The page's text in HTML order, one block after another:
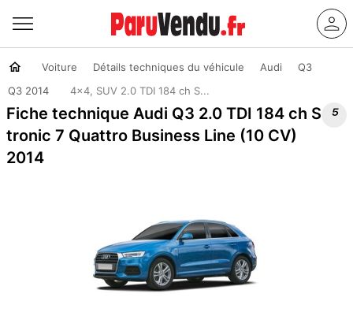
Voiture Détails techniques du véhicule Audi
Q3
Q3 2014
4x4, SUV 2.0 TDI 184 ch S...
Fiche technique Audi Q3 2.0 TDI 184 ch S
tronic 7 Quattro Business Line (10 CV)
2014
